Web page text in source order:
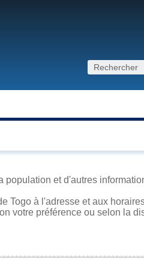
et d'autres
Togo à l'adresse et aux
votre préférence ou selon la